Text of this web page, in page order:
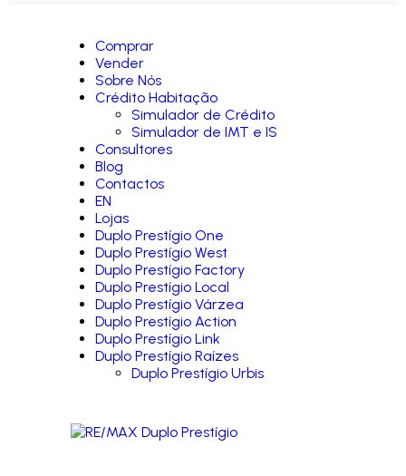
Comprar
Vender
Sobre Nós
Crédito Habitação
Simulador de Crédito
Simulador de IMT e IS
Consultores
Blog
Contactos
EN
Lojas
Duplo Prestígio One
Duplo Prestígio West
Duplo Prestígio Factory
Duplo Prestígio Local
Duplo Prestígio Várzea
Duplo Prestígio Action
Duplo Prestígio Link
Duplo Prestígio Raízes
Duplo Prestígio Urbis